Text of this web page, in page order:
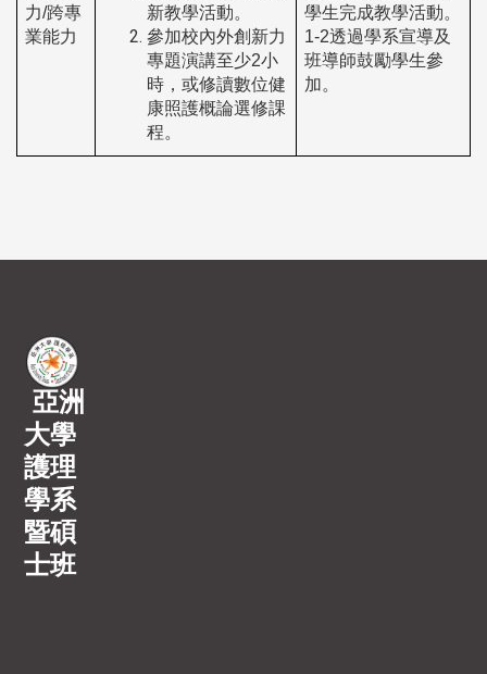
力/跨專
業能力
新教學活動。
參加校內外創新力
專題演講至少2小
時，或修讀數位健
康照護概論選修課
程。
學生完成教學活動。
1-2透過學系宣導及
班導師鼓勵學生參
加。
亞洲
大學
護理
學系
暨碩
士班